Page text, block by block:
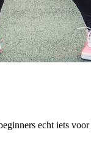
echt iets